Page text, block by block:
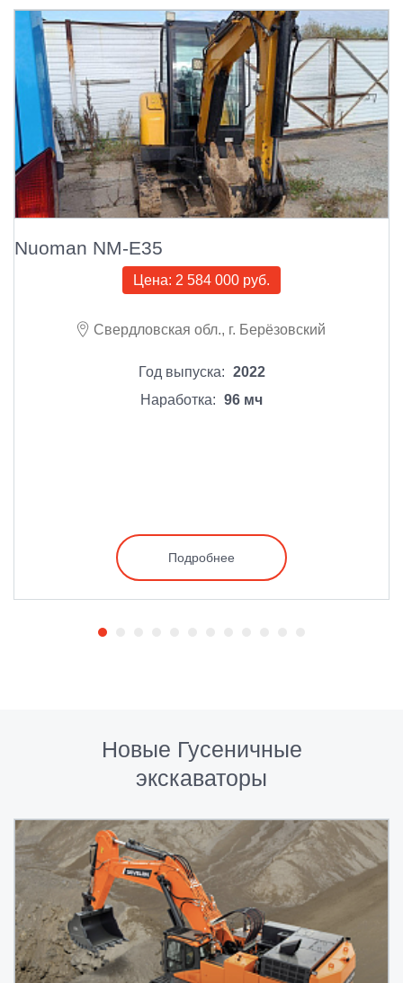
Nuoman NM-E35
Цена: 2 584 000 руб.
Свердловская обл., г. Берёзовский
Год выпуска: 2022
Наработка: 96 мч
Подробнее
Новые Гусеничные
экскаваторы